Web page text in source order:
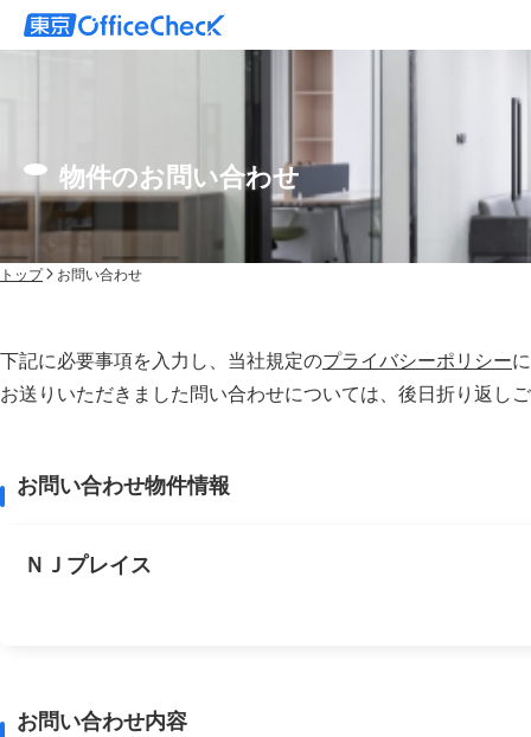
物件のお問い合わせ
トップ お問い合わせ
下記に必要事項を入力し、当社規定のプライバシーポリシー
お送りいただきました問い合わせについては、後⽇折り返し
お問い合わせ物件情報
ＮＪプレイス
お問い合わせ内容